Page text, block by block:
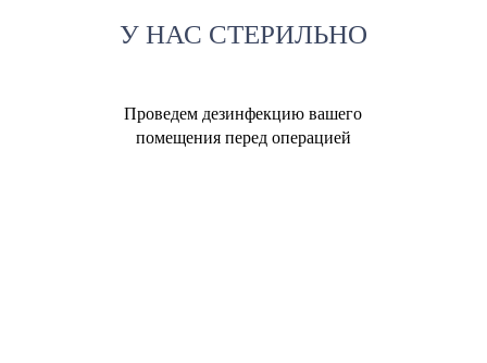
У НАС СТЕРИЛЬНО
Проведем дезинфекцию вашего
помещения перед операцией